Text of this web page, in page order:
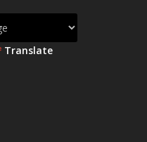
Translate